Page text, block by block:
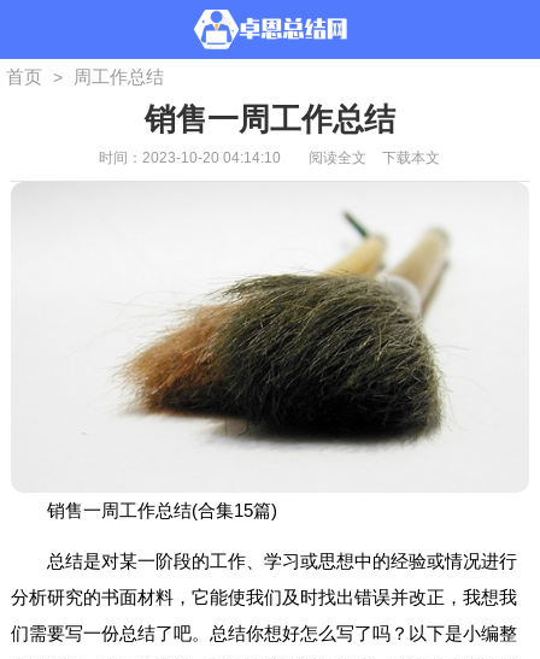
首页 > 周工作总结
销售一周工作总结
时间：2023-10-20 04:14:10 阅读全文 下载本文
销售一周工作总结(合集15篇)
总结是对某一阶段的工作、学习或思想中的经验或情况进行
分析研究的书面材料，它能使我们及时找出错误并改正，我想我
们需要写一份总结了吧。总结你想好怎么写了吗？以下是小编整